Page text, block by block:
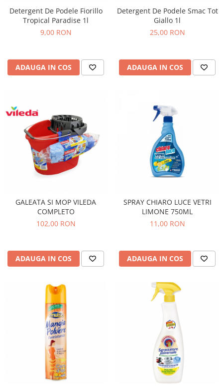
Detergent De Podele Fiorillo
Tropical Paradise 1l
9,00 RON
ADAUGA IN COS
Detergent De Podele Smac Tot
Giallo 1l
25,00 RON
ADAUGA IN COS
GALEATA SI MOP VILEDA
COMPLETO
102,00 RON
ADAUGA IN COS
SPRAY CHIARO LUCE VETRI
LIMONE 750ML
11,00 RON
ADAUGA IN COS